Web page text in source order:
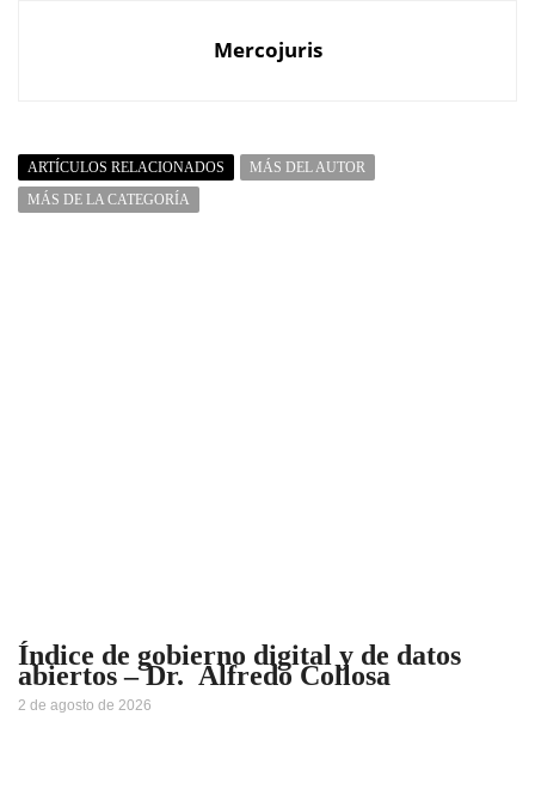
Mercojuris
ARTÍCULOS RELACIONADOS
MÁS DEL AUTOR
MÁS DE LA CATEGORÍA
Índice de gobierno digital y de datos
abiertos – Dr. Alfredo Collosa
2 de agosto de 2026